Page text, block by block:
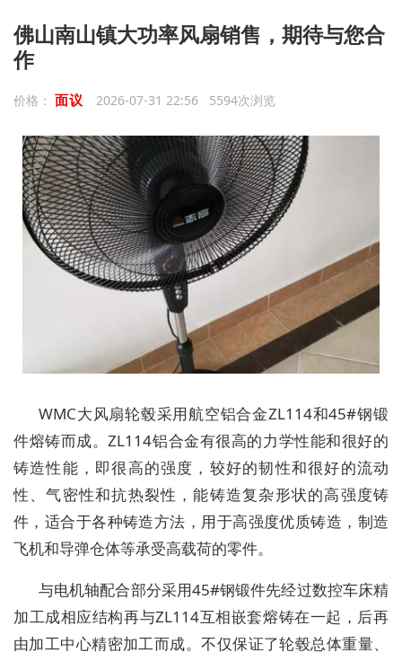
佛山南山镇大功率风扇销售，期待与您合
作
价格： 面议 2026-07-31 22:56 5594次浏览
WMC大风扇轮毂采用航空铝合金ZL114和45#钢锻
件熔铸而成。ZL114铝合金有很高的力学性能和很好的
铸造性能，即很高的强度，较好的韧性和很好的流动
性、气密性和抗热裂性，能铸造复杂形状的高强度铸
件，适合于各种铸造方法，用于高强度优质铸造，制造
飞机和导弹仓体等承受高载荷的零件。
与电机轴配合部分采用45#钢锻件先经过数控车床精
加工成相应结构再与ZL114互相嵌套熔铸在一起，后再
由加工中心精密加工而成。不仅保证了轮毂总体重量、